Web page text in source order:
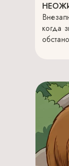
когда